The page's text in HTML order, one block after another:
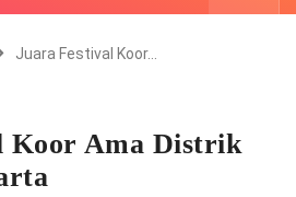
Juara Festival Koor…
Koor Ama Distrik